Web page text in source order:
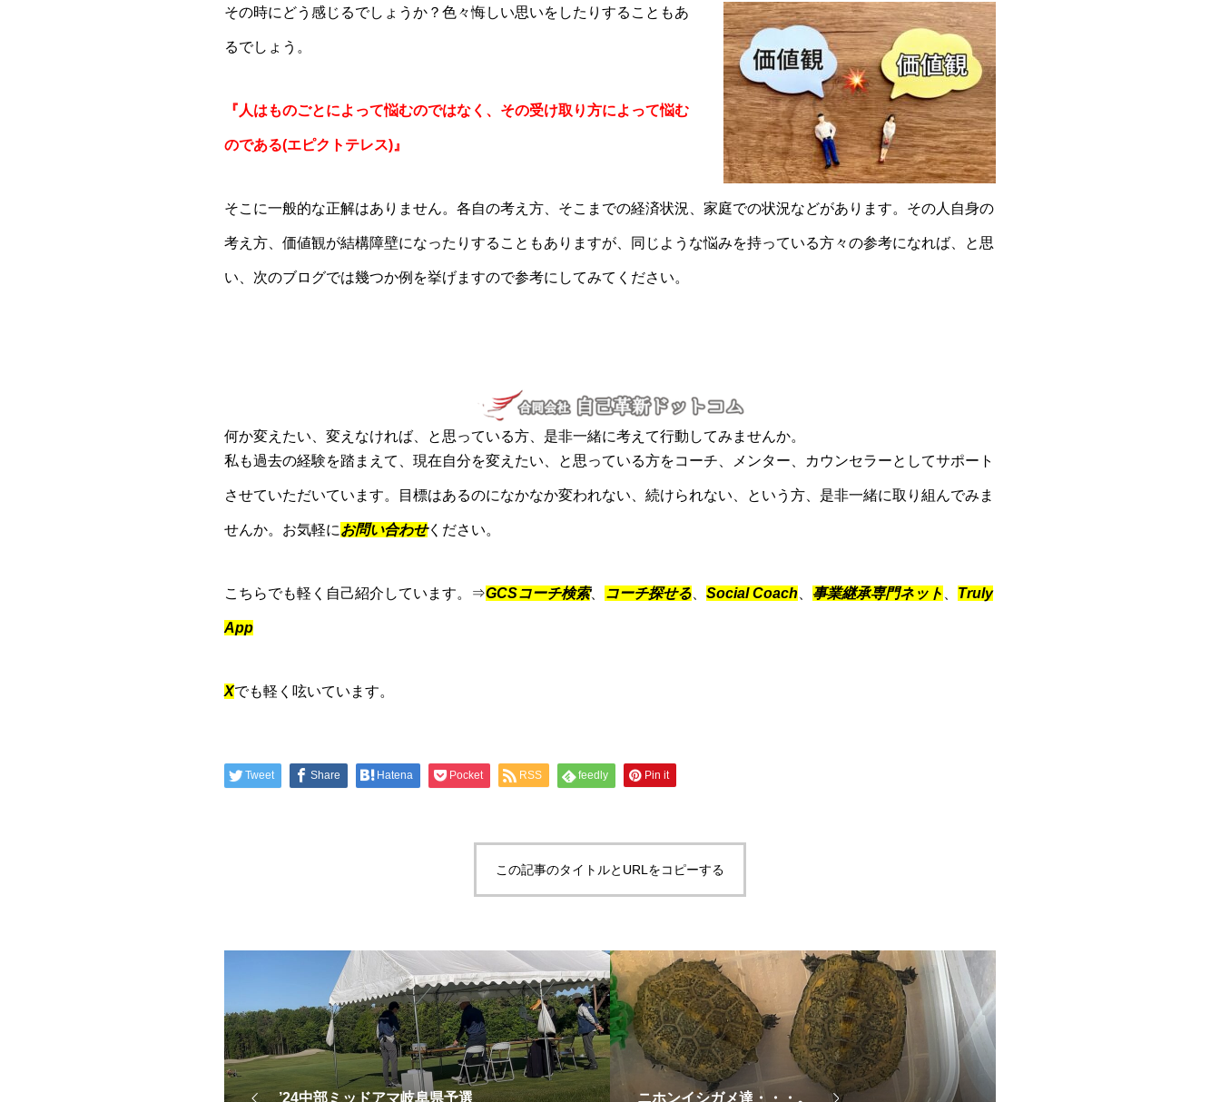
その時にどう感じるでしょうか？色々悔しい思いをしたりすることもあ
るでしょう。
『人はものごとによって悩むのではなく、その受け取り方によって悩む
のである(エピクトテレス)』
そこに一般的な正解はありません。各自の考え方、そこまでの経済状況、家庭での状況などがあります。その人自身の
考え方、価値観が結構障壁になったりすることもありますが、同じような悩みを持っている方々の参考になれば、と思
い、次のブログでは幾つか例を挙げますので参考にしてみてください。
何か変えたい、変えなければ、と思っている方、是非一緒に考えて行動してみませんか。
私も過去の経験を踏まえて、現在自分を変えたい、と思っている方をコーチ、メンター、カウンセラーとしてサポート
させていただいています。目標はあるのになかなか変われない、続けられない、という方、是非一緒に取り組んでみま
せんか。お気軽にお問い合わせください。
こちらでも軽く自己紹介しています。⇒GCSコーチ検索、 コーチ探せる Social Coach 事業継承専門ネット Truly
App
Xでも軽く呟いています。
Tweet Share Hatena Pocket RSS feedly Pin it
この記事のタイトルとURLをコピーする
’24中部ミッドアマ岐阜県予選 ニホンイシガメ達・・・。